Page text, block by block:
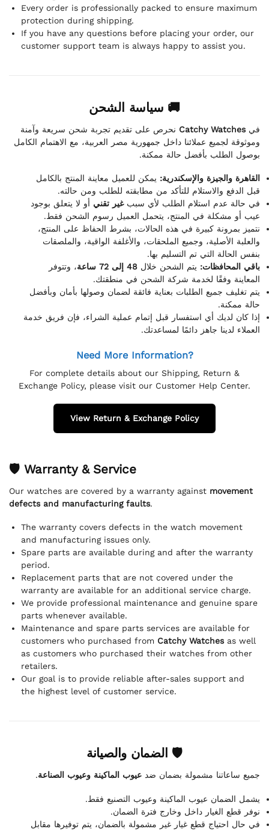
Every order is professionally packed to ensure maximum
protection during shipping.
If you have any questions before placing your order, our
customer support team is always happy to assist you.
🚚 سياسة الشحن
فيCatchy Watches نحرص على تقديم تجربة شحن سريعة وآمنة
وموثوقة لجميع عملائنا داخل جمهورية مصر العربية، مع الاهتمام الكامل
بوصول الطلب بأفضل حالة ممكنة.
القاهرة والجيزة والإسكندرية: يمكن للعميل معاينة المنتج بالكامل
قبل الدفع والاستلام للتأكد من مطابقته للطلب ومن حالته.
في حالة عدم استلام الطلب لأي سببغير تقني أو لا يتعلق بوجود
عيب أو مشكلة في المنتج، يتحمل العميل رسوم الشحن فقط.
نتميز بمرونة كبيرة في هذه الحالات، بشرط الحفاظ على المنتج،
والعلبة الأصلية، وجميع الملحقات، والأغلفة الواقية، والملصقات
بنفس الحالة التي تم التسليم بها.
باقي المحافظات: يتم الشحن خلال 48 إلى 72 ساعة
، وتتوفر
المعاينة وفقًا لخدمة شركة الشحن في منطقتك.
يتم تغليف جميع الطلبات بعناية فائقة لضمان وصولها بأمان وبأفضل
حالة ممكنة.
إذا كان لديك أي استفسار قبل إتمام عملية الشراء، فإن فريق خدمة
العملاء لدينا جاهز دائمًا لمساعدتك.
Need More Information?
For complete details about our Shipping, Return &
Exchange Policy, please visit our Customer Help Center.
View Return & Exchange Policy
🛡 Warranty & Service
Our watches are covered by a warranty against movement
defects and manufacturing faults.
The warranty covers defects in the watch movement
and manufacturing issues only.
Spare parts are available during and after the warranty
period.
Replacement parts that are not covered under the
warranty are available for an additional service charge.
We provide professional maintenance and genuine spare
parts whenever available.
Maintenance and spare parts services are available for
customers who purchased from Catchy Watchesas well
as customers who purchased their watches from other
retailers.
Our goal is to provide reliable after-sales support and
the highest level of customer service.
🛡 الضمان والصيانة
جميع ساعاتنا مشمولة بضمان ضد عيوب الماكينة وعيوب الصناعة.
يشمل الضمان عيوب الماكينة وعيوب التصنيع فقط.
نوفر قطع الغيار داخل وخارج فترة الضمان.
في حال احتياج قطع غيار غير مشمولة بالضمان، يتم توفيرها مقابل